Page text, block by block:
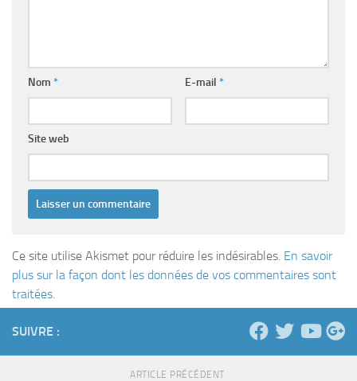
Nom * E-mail *
Site web
Ce site utilise Akismet pour réduire les indésirables. En savoir
plus sur la façon dont les données de vos commentaires sont
traitées
SUIVRE :
ARTICLE PRÉCÉDENT